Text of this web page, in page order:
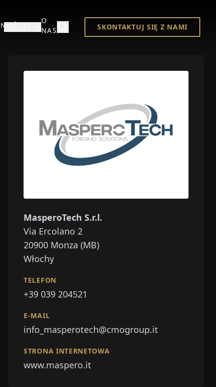
O
NAS
POLSKI SKONTAKTUJ SIĘ Z NAMI
MasperoTech S.r.l.
Via Ercolano 2
20900 Monza (MB)
Włochy
TELEFON
+39 039 204521
E-MAIL
info_masperotech@cmogroup.it
STRONA INTERNETOWA
www.maspero.it